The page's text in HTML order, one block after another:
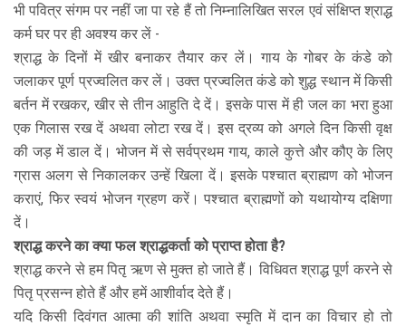
भी पवित्र संगम पर नहीं जा पा रहे हैं तो निम्नालिखित सरल एवं संक्षिप्त श्राद्ध
कर्म घर पर ही अवश्य कर लें -
श्राद्ध के दिनों में खीर बनाकर तैयार कर लें। गाय के गोबर के कंडे को
जलाकर पूर्ण प्रज्वलित कर लें। उक्त प्रज्वलित कंडे को शुद्ध स्थान में किसी
बर्तन में रखकर, खीर से तीन आहुति दे दें। इसके पास में ही जल का भरा हुआ
एक गिलास रख दें अथवा लोटा रख दें। इस द्रव्य को अगले दिन किसी वृक्ष
की जड़ में डाल दें। भोजन में से सर्वप्रथम गाय, काले कुत्ते और कौए के लिए
ग्रास अलग से निकालकर उन्हें खिला दें। इसके पश्चात ब्राह्मण को भोजन
कराएं, फिर स्वयं भोजन ग्रहण करें। पश्चात ब्राह्मणों को यथायोग्य दक्षिणा
दें।
श्राद्ध करने का क्या फल श्राद्धकर्ता को प्राप्त होता है?
श्राद्ध करने से हम पितृ ऋण से मुक्त हो जाते हैं। विधिवत श्राद्ध पूर्ण करने से
पितृ प्रसन्न होते हैं और हमें आशीर्वाद देते हैं।
यदि किसी दिवंगत आत्मा की शांति अथवा स्मृति में दान का विचार हो तो